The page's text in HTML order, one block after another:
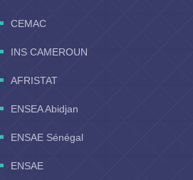
CEMAC
INS CAMEROUN
AFRISTAT
ENSEA Abidjan
ENSAE Sénégal
ENSAE